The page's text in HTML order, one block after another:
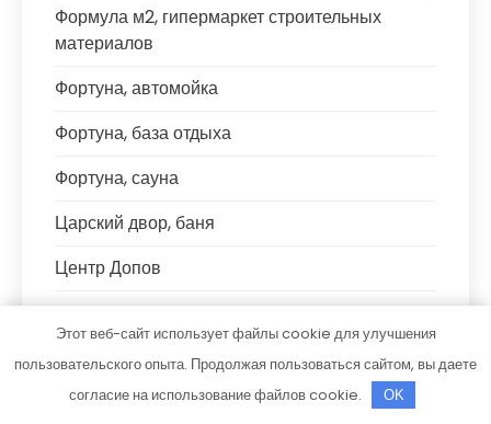
Формула м2, гипермаркет строительных
материалов
Фортуна, автомойка
Фортуна, база отдыха
Фортуна, сауна
Царский двор, баня
Центр Допов
ЧЕ4, сауна
Что угодно.рф
Шале, банный комплекс
Этот веб-сайт использует файлы cookie для улучшения
пользовательского опыта. Продолжая пользоваться сайтом, вы даете
согласие на использование файлов cookie.
OK